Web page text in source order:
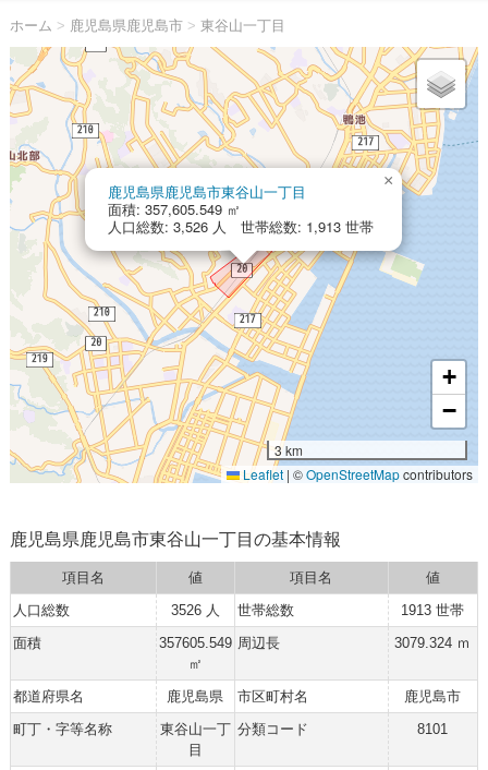
ホーム > 鹿児島県鹿児島市> 東谷山一丁目
鹿児島県鹿児島市東谷山一丁目
面積: 357,605.549 ㎡
人口総数: 3,526 人 世帯総数: 1,913 世帯
×
+
−
3 km
Leaflet | ©OpenStreetMapcontributors
鹿児島県鹿児島市東谷山一丁目の基本情報
項目名 値 項目名
値
人口総数
3526 人 世帯総数
1913 世帯
面積
357605.549
㎡
周辺長 3079.324 ｍ
都道府県名 鹿児島県 市区町村名
鹿児島市
町丁・字等名称
東谷山一丁
目
分類コード 8101